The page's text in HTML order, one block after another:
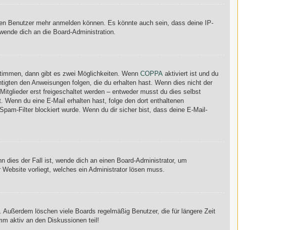
Benutzer mehr anmelden können. Es könnte auch sein, dass deine IP-
dich an die Board-Administration.
dann gibt es zwei Möglichkeiten. Wenn COPPA aktiviert ist und du
den Anweisungen folgen, die du erhalten hast. Wenn dies nicht der
erst freigeschaltet werden – entweder musst du dies selbst
du eine E-Mail erhalten hast, folge den dort enthaltenen
Filter blockiert wurde. Wenn du dir sicher bist, dass deine E-Mail-
dies der Fall ist, wende dich an einen Board-Administrator, um
vorliegt, welches ein Administrator lösen muss.
löschen viele Boards regelmäßig Benutzer, die für längere Zeit
aktiv an den Diskussionen teil!